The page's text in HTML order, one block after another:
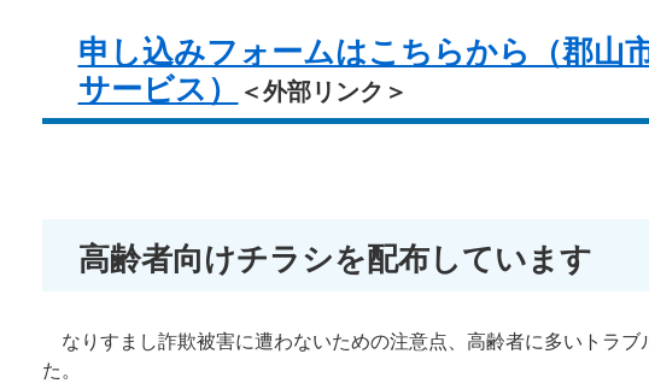
申し込みフォームはこちらから（郡山
サービス）
＜外部リンク＞
高齢者向けチラシを配布しています
なりすまし詐欺被害に遭わないための注意点、高齢者に多いトラブ
た。